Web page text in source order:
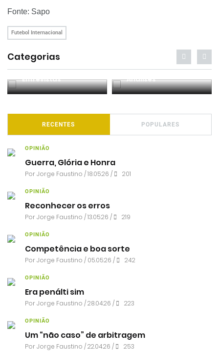
Fonte: Sapo
Futebol Internacional
Categorias
Entrevistas Análises
RECENTES POPULARES
OPINIÃO
Guerra, Glória e Honra
PorJorge Faustino / 18.05.26 / 201
OPINIÃO
Reconhecer os erros
PorJorge Faustino / 13.05.26 / 219
OPINIÃO
Competência e boa sorte
PorJorge Faustino / 05.05.26 / 242
OPINIÃO
Era penálti sim
PorJorge Faustino / 28.04.26 / 223
OPINIÃO
Um “não caso” de arbitragem
PorJorge Faustino / 22.04.26 / 253